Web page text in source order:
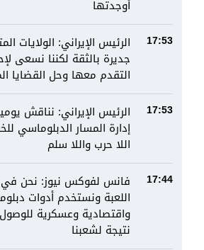
أوجدتها
17:53
الرئيس الإيراني: الولايات
جديرة بالثقة لكننا نسعى
التقدم معها وحل القضايا
17:53
الرئيس الإيراني: نناقش
إدارة المسار الدبلوماسي
اللا حرب واللا سلم
17:44
فانس لفوكس نيوز: نحن
اللعبة ونستخدم أدوات
واقتصادية وعسكرية
نتيجة لشعبنا